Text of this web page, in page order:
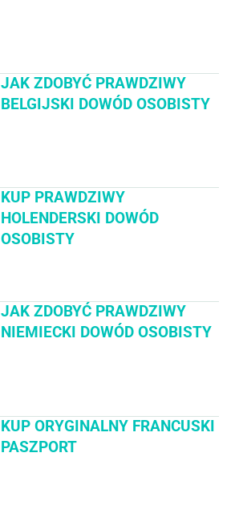
JAK ZDOBYĆ PRAWDZIWY
BELGIJSKI DOWÓD OSOBISTY
KUP PRAWDZIWY
HOLENDERSKI DOWÓD
OSOBISTY
JAK ZDOBYĆ PRAWDZIWY
NIEMIECKI DOWÓD OSOBISTY
KUP ORYGINALNY FRANCUSKI
PASZPORT